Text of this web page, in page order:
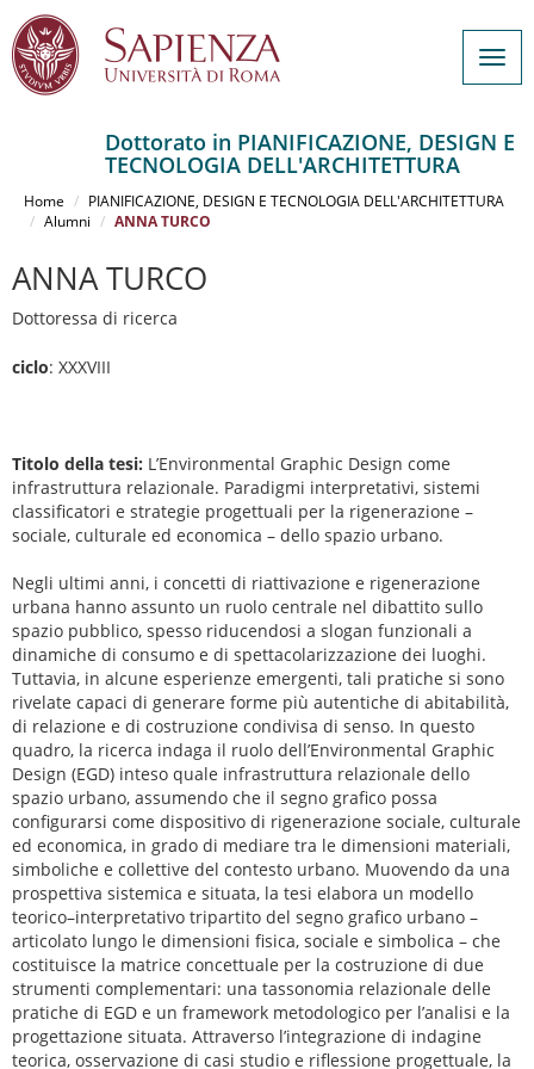
contenuto
Dottorato in PIANIFICAZIONE, DESIGN E
TECNOLOGIA DELL'ARCHITETTURA
Home
PIANIFICAZIONE, DESIGN E TECNOLOGIA DELL'ARCHITETTURA
Alumni
ANNA TURCO
ANNA TURCO
Dottoressa di ricerca
ciclo: XXXVIII
Titolo della tesi: L’Environmental Graphic Design come
infrastruttura relazionale. Paradigmi interpretativi, sistemi
classificatori e strategie progettuali per la rigenerazione –
sociale, culturale ed economica – dello spazio urbano.
Negli ultimi anni, i concetti di riattivazione e rigenerazione
urbana hanno assunto un ruolo centrale nel dibattito sullo
spazio pubblico, spesso riducendosi a slogan funzionali a
dinamiche di consumo e di spettacolarizzazione dei luoghi.
Tuttavia, in alcune esperienze emergenti, tali pratiche si sono
rivelate capaci di generare forme più autentiche di abitabilità,
di relazione e di costruzione condivisa di senso. In questo
quadro, la ricerca indaga il ruolo dell’Environmental Graphic
Design (EGD) inteso quale infrastruttura relazionale dello
spazio urbano, assumendo che il segno grafico possa
configurarsi come dispositivo di rigenerazione sociale, culturale
ed economica, in grado di mediare tra le dimensioni materiali,
simboliche e collettive del contesto urbano. Muovendo da una
prospettiva sistemica e situata, la tesi elabora un modello
teorico–interpretativo tripartito del segno grafico urbano –
articolato lungo le dimensioni fisica, sociale e simbolica – che
costituisce la matrice concettuale per la costruzione di due
strumenti complementari: una tassonomia relazionale delle
pratiche di EGD e un framework metodologico per l’analisi e la
progettazione situata. Attraverso l’integrazione di indagine
teorica, osservazione di casi studio e riflessione progettuale, la